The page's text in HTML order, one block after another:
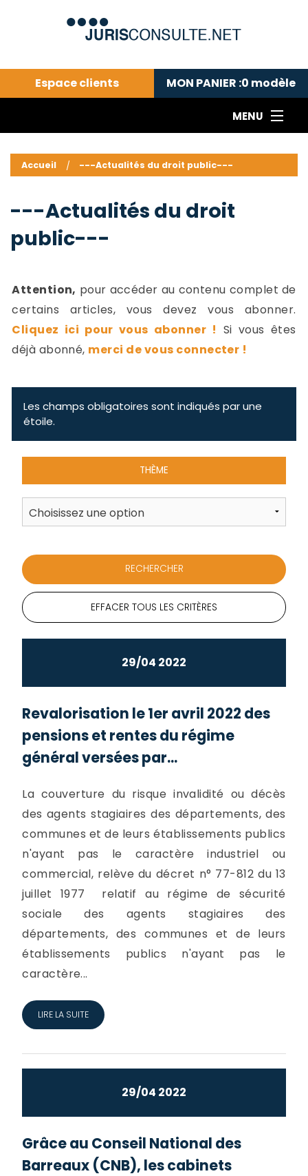
Espace clients MON PANIER :0 modèle
MENU
---Actualités du droit public---
Droit pénal---
Droit privé ---
Abonnement aux actualités
Accueil ---Actualités du droit public---
---Actualités du droit
public---
Attention, pour accéder au contenu complet de
certains articles, vous devez vous abonner.
Cliquez ici pour vous abonner ! Si vous êtes
déjà abonné, merci de vous connecter !
Les champs obligatoires sont indiqués par une
étoile.
THÈME
EFFACER TOUS LES CRITÈRES
29/04 2022
Revalorisation le 1er avril 2022 des
pensions et rentes du régime
général versées par...
La couverture du risque invalidité ou décès
des agents stagiaires des départements, des
communes et de leurs établissements publics
n'ayant pas le caractère industriel ou
commercial, relève du décret n° 77-812 du 13
juillet 1977 relatif au régime de sécurité
sociale des agents stagiaires des
départements, des communes et de leurs
établissements publics n'ayant pas le
caractère...
LIRE LA SUITE
29/04 2022
Grâce au Conseil National des
Barreaux (CNB), les cabinets